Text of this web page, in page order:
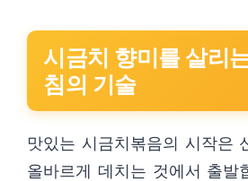
시금치 향미를 살리
침의 기술
맛있는 시금치볶음의 시작은
올바르게 데치는 것에서 출발